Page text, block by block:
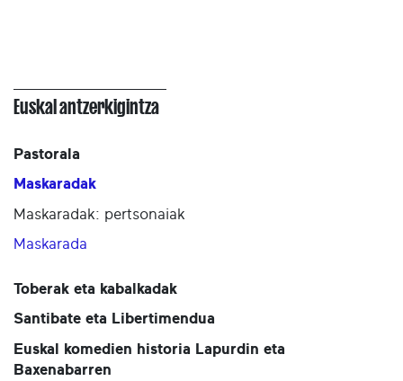
Euskal antzerkigintza
Pastorala
Maskaradak
Maskaradak: pertsonaiak
Maskarada
Toberak eta kabalkadak
Santibate eta Libertimendua
Euskal komedien historia Lapurdin eta
Baxenabarren